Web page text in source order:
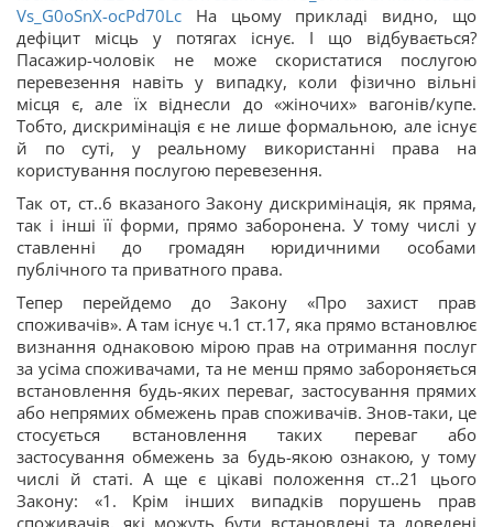
Vs_G0oSnX-ocPd70Lc На цьому прикладі видно, що
дефіцит місць у потягах існує. І що відбувається?
Пасажир-чоловік не може скористатися послугою
перевезення навіть у випадку, коли фізично вільні
місця є, але їх віднесли до «жіночих» вагонів/купе.
Тобто, дискримінація є не лише формальною, але існує
й по суті, у реальному використанні права на
користування послугою перевезення.
Так от, ст..6 вказаного Закону дискримінація, як пряма,
так і інші її форми, прямо заборонена. У тому числі у
ставленні до громадян юридичними особами
публічного та приватного права.
Тепер перейдемо до Закону «Про захист прав
споживачів». А там існує ч.1 ст.17, яка прямо встановлює
визнання однаковою мірою прав на отримання послуг
за усіма споживачами, та не менш прямо забороняється
встановлення будь-яких переваг, застосування прямих
або непрямих обмежень прав споживачів. Знов-таки, це
стосується встановлення таких переваг або
застосування обмежень за будь-якою ознакою, у тому
числі й статі. А ще є цікаві положення ст..21 цього
Закону: «1. Крім інших випадків порушень прав
споживачів, які можуть бути встановлені та доведені